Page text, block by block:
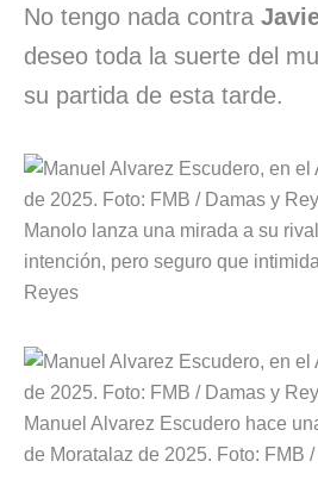
No tengo nada contra
deseo toda la suerte del
su partida de esta tarde.
Manolo lanza una mirada a su
intención, pero seguro que
Reyes
Manuel Alvarez Escudero hace
de Moratalaz de 2025. Foto: FMB